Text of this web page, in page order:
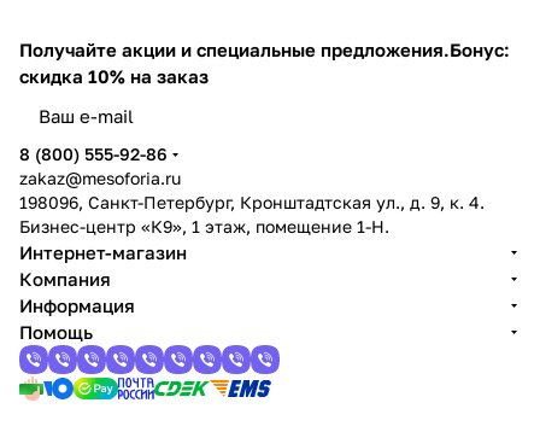
Получайте акции и специальные предложения.Бонус:
скидка 10% на заказ
8 (800) 555-92-86
zakaz@mesoforia.ru
198096, Санкт-Петербург, Кронштадтская ул., д. 9, к. 4.
Бизнес-центр «К9», 1 этаж, помещение 1-Н.
Интернет-магазин
Компания
Информация
Помощь